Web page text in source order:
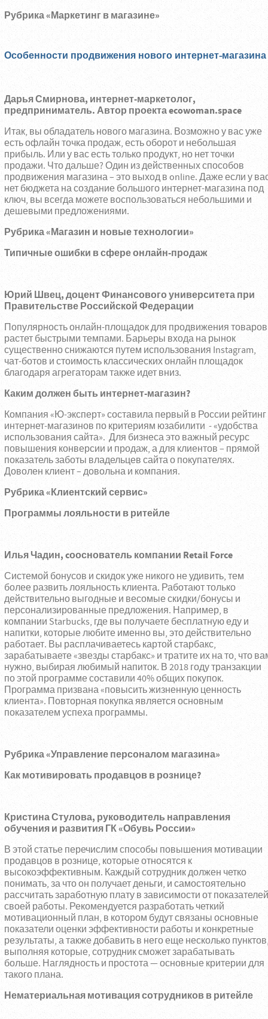
Рубрика «Маркетинг в магазине»
Особенности продвижения нового интернет-магазина
Дарья Смирнова, интернет-маркетолог,
предприниматель. Автор проекта ecowoman.space
Итак, вы обладатель нового магазина. Возможно у вас уже
есть офлайн точка продаж, есть оборот и небольшая
прибыль. Или у вас есть только продукт, но нет точки
продажи. Что дальше? Один из действенных способов
продвижения магазина – это выход в online. Даже если у
нет бюджета на создание большого интернет-магазина под
ключ, вы всегда можете воспользоваться небольшими и
дешевыми предложениями.
Рубрика «Магазин и новые технологии»
Типичные ошибки в сфере онлайн-продаж
Юрий Швец,доцент Финансового университета при
Правительстве Российской Федерации
Популярность онлайн-площадок для продвижения товаров
растет быстрыми темпами. Барьеры входа на рынок
существенно снижаются путем использования Instagram,
чат-ботов и стоимость классических онлайн площадок
благодаря агрегаторам также идет вниз.
Каким должен быть интернет-магазин?
Компания «Ю-эксперт» составила первый в России рейтинг
интернет-магазинов по критериям юзабилити - «удобства
использования сайта». Для бизнеса это важный ресурс
повышения конверсии и продаж, а для клиентов – прямой
показатель заботы владельцев сайта о покупателях.
Доволен клиент – довольна и компания.
Рубрика «Клиентский сервис»
Программы лояльности в ритейле
Илья Чадин,cооснователь компании Retail Force
Системой бонусов и скидок уже никого не удивить, тем
более развить лояльность клиента. Работают только
действительно выгодные и весомые скидки/бонусы и
персонализированные предложения. Например, в
компании Starbucks, где вы получаете бесплатную еду и
напитки, которые любите именно вы, это действительно
работает. Вы расплачиваетесь картой старбакс,
зарабатываете «звезды старбакс» и тратите их на то, что
нужно, выбирая любимый напиток. В 2018 году транзакции
по этой программе составили 40% общих покупок.
Программа призвана «повысить жизненную ценность
клиента». Повторная покупка является основным
показателем успеха программы.
Рубрика «Управление персоналом магазина»
Как мотивировать продавцов в рознице?
Кристина Стулова, руководитель направления
обучения и развития ГК «Обувь России»
В этой статье перечислим способы повышения мотивации
продавцов в рознице, которые относятся к
высокоэффективным. Каждый сотрудник должен четко
понимать, за что он получает деньги, и самостоятельно
рассчитать заработную плату в зависимости от показателей
своей работы. Рекомендуется разработать четкий
мотивационный план, в котором будут связаны основные
показатели оценки эффективности работы и конкретные
результаты, а также добавить в него еще несколько
выполняя которые, сотрудник сможет зарабатывать
больше. Наглядность и простота — основные критерии для
такого плана.
Нематериальная мотивация сотрудников в ритейле